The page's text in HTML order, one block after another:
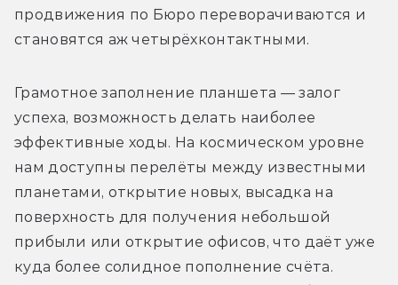
продвижения по Бюро переворачиваются и
становятся аж четырёхконтактными.
Грамотное заполнение планшета — залог
успеха, возможность делать наиболее
эффективные ходы. На космическом уровне
нам доступны перелёты между известными
планетами, открытие новых, высадка на
поверхность для получения небольшой
прибыли или открытие офисов, что даёт уже
куда более солидное пополнение счёта.